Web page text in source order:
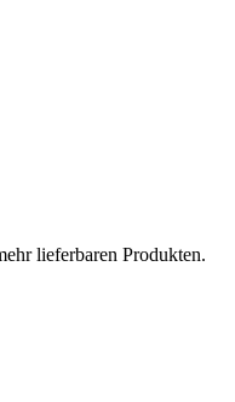
lieferbaren Produkten.